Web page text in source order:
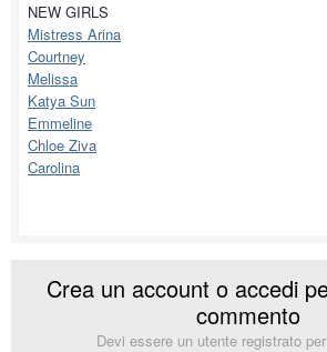
NEW GIRLS
Mistress Arina
Courtney
Melissa
Katya Sun
Emmeline
Chloe Ziva
Carolina
Crea un account o accedi
commento
Devi essere un utente registrato